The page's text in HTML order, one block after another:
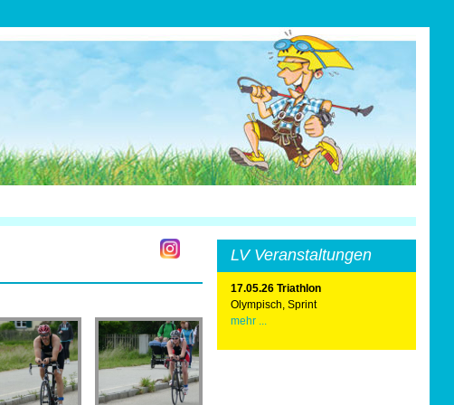
LV Veranstaltungen
17.05.26 Triathlon
Olympisch, Sprint
mehr ...